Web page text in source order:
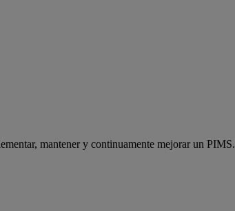
mantener y continuamente mejorar un PIMS.